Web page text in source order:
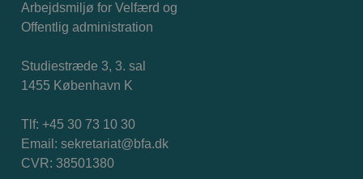
Arbejdsmiljø for Velfærd og
Offentlig administration
Studiestræde 3, 3. sal
1455 København K
Tlf: +45 30 73 10 30
Email: sekretariat@bfa.dk
CVR: 38501380